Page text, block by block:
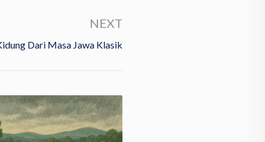
NEXT
Dari Masa Jawa Klasik